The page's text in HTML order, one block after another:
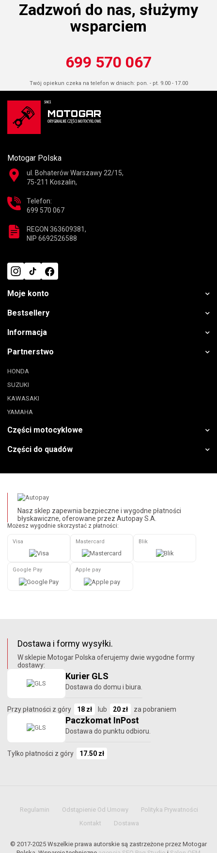
Zadzwoń do nas, służymy
wsparciem
699 570 067
Twój opiekun czeka na telefon w dniach: pon. - pt. 9.00 - 17.00
Motogar Polska
ul. Bohaterów Warszawy 22/15,
75-211 Koszalin,
Telefon:
699 570 067
REGON 363609381,
NIP 6692526588
Moje konto
Bestsellery
Informacja
Partnerstwo
HONDA
SUZUKI
KAWASAKI
YAMAHA
Części motocyklowe
Części do quadów
Nasz sklep zapewnia bezpieczne i wygodne płatności
błyskawiczne, oferowane przez Autopay S.A.
Możesz wygodnie skorzystać z płatności:
Visa Mastercard Blik
Google Pay Apple pay
Dostawa i formy wysyłki.
W sklepie Motogar Polska oferujemy dwie wygodne formy
dostawy:
Kurier GLS
Dostawa do domu i biura.
Przy płatności z góry 18 zł lub 20 zł za pobraniem
Paczkomat InPost
Dostawa do punktu odbioru.
Tylko płatności z góry 17.50 zł
Regulamin Odstąpienie Od Umowy
Polityka Prywatności
Kontakt
Dostawa
© 2017-2025 Wszelkie prawa autorskie są zastrzeżone przez Motogar